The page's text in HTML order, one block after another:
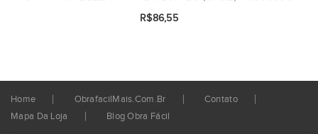
R$86,55
Home ObrafacilMais.com.br
Contato
Mapa Da Loja
Blog Obra Fácil